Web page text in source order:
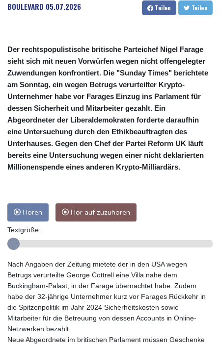
BOULEVARD 05.07.2026 Teilen Teilen
Der rechtspopulistische britische Parteichef Nigel Farage
sieht sich mit neuen Vorwürfen wegen nicht offengelegter
Zuwendungen konfrontiert. Die "Sunday Times" berichtete
am Sonntag, ein wegen Betrugs verurteilter Krypto-
Unternehmer habe vor Farages Einzug ins Parlament für
dessen Sicherheit und Mitarbeiter gezahlt. Ein
Abgeordneter der Liberaldemokraten forderte daraufhin
eine Untersuchung durch den Ethikbeauftragten des
Unterhauses. Gegen den Chef der Partei Reform UK läuft
bereits eine Untersuchung wegen einer nicht deklarierten
Millionenspende eines anderen Krypto-Milliardärs.
Hören Hör auf zuzuhören
Textgröße:
Nach Angaben der Zeitung mietete der in den USA wegen
Betrugs verurteilte George Cottrell eine Villa nahe dem
Buckingham-Palast, in der Farage übernachtet habe. Zudem
habe der 32-jährige Unternehmer kurz vor Farages Rückkehr in
die Spitzenpolitik im Jahr 2024 Sicherheitskosten sowie
Mitarbeiter für die Betreuung von dessen Accounts in Online-
Netzwerken bezahlt.
Neue Abgeordnete im britischen Parlament müssen Geschenke